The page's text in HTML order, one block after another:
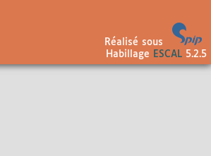
Réalisé sous
Habillage
ESCAL5.2.5